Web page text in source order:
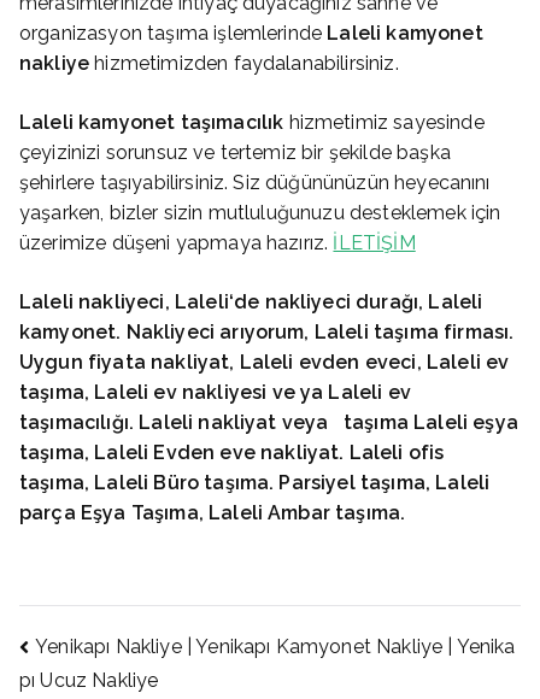
organizasyon taşıma işlemlerinde Laleli kamyonet
nakliye hizmetimizden faydalanabilirsiniz.
Laleli kamyonet taşımacılık hizmetimiz sayesinde
çeyizinizi sorunsuz ve tertemiz bir şekilde başka
şehirlere taşıyabilirsiniz. Siz düğününüzün heyecanını
yaşarken, bizler sizin mutluluğunuzu desteklemek için
üzerimize düşeni yapmaya hazırız. İLETİŞİM
Laleli nakliyeci, Laleli‘de nakliyeci durağı, Laleli
kamyonet. Nakliyeci arıyorum, Laleli taşıma firması.
Uygun fiyata nakliyat, Laleli evden eveci, Laleli ev
taşıma, Laleli ev nakliyesi ve ya Laleli ev
taşımacılığı. Laleli nakliyat veya taşıma Laleli eşya
taşıma, Laleli Evden eve nakliyat. Laleli ofis
taşıma, Laleli Büro taşıma. Parsiyel taşıma, Laleli
parça Eşya Taşıma, Laleli Ambar taşıma.
Yazı
Yenikapı Nakliye | Yenikapı Kamyonet Nakliye | Yenika
pı Ucuz Nakliye